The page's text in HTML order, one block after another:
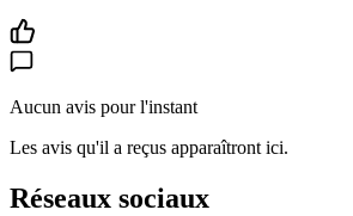
Aucun avis pour l'instant
Les avis qu'il a reçus apparaîtront ici.
Réseaux sociaux